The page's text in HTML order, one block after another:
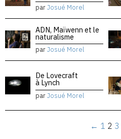
parJosué Morel
ADN, Maïwenn et le
naturalisme
parJosué Morel
De Lovecraft
à Lynch
parJosué Morel
← 1 2 3